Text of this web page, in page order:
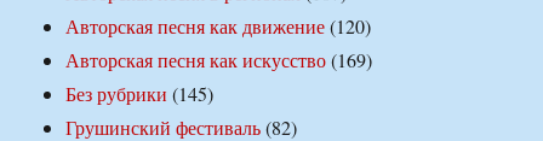
Авторская песня как движение(120)
Авторская песня как искусство(169)
Без рубрики (145)
Грушинский фестиваль(82)